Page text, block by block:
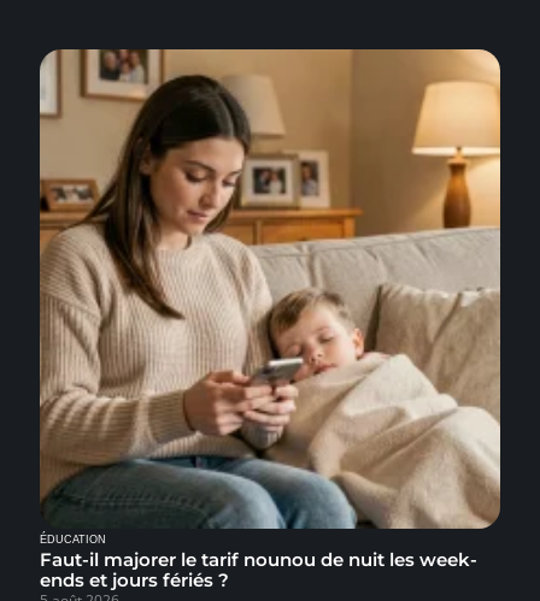
ÉDUCATION
Faut-il majorer le tarif nounou de nuit les week-
ends et jours fériés ?